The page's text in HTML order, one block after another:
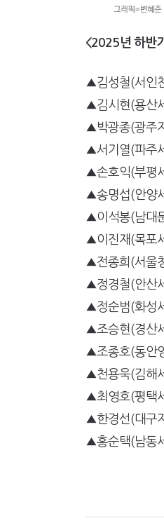
<2025년 하반
▲김성철(서인
▲김시현(용산
▲박광종(광주
▲서기열(파주
▲손호익(부평
▲송명섭(안양
▲이석봉(남대
▲이진재(목포
▲전종희(서울
▲정경철(안산
▲정순범(화성
▲조승현(경산
▲조종호(동안
▲천용욱(김해
▲최영호(평택
▲한경선(대구
▲홍순택(남동